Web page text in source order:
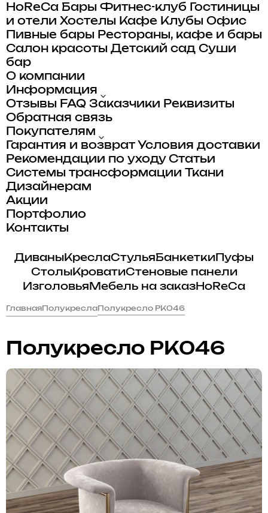
HoReCa Бары Фитнес-клуб
Гостиницы
и отели Хостелы Кафе Клубы Офис
Пивные бары Рестораны, кафе и бары
Салон красоты Детский сад Суши
бар
О компании
Информация
Отзывы FAQ Заказчики Реквизиты
Обратная связь
Покупателям
Гарантия и возврат Условия доставки
Рекомендации по уходу Статьи
Системы трансформации
Ткани
Дизайнерам
Акции
Портфолио
Контакты
ДиваныКреслаСтульяБанкеткиПуфы
СтолыКроватиСтеновые панели
Изголовья Мебель на заказHoReCa
ГлавнаяПолукреслаПолукресло PK046
Полукресло PK046